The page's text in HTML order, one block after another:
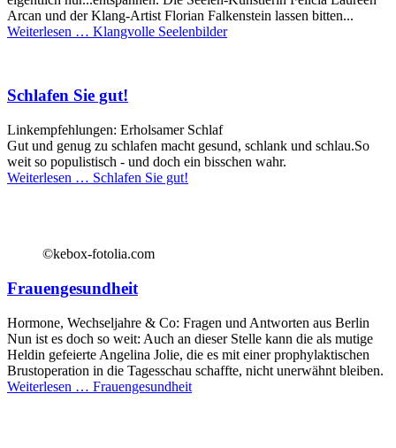
Arcan und der Klang-Artist Florian Falkenstein lassen bitten...
Weiterlesen … Klangvolle Seelenbilder
Schlafen Sie gut!
Linkempfehlungen: Erholsamer Schlaf
Gut und genug zu schlafen macht gesund, schlank und schlau.So
weit so populistisch - und doch ein bisschen wahr.
Weiterlesen … Schlafen Sie gut!
©kebox-fotolia.com
Frauengesundheit
Hormone, Wechseljahre & Co: Fragen und Antworten aus Berlin
Nun ist es doch so weit: Auch an dieser Stelle kann die als mutige
Heldin gefeierte Angelina Jolie, die es mit einer prophylaktischen
Brustoperation in die Tagesschau schaffte, nicht unerwähnt bleiben.
Weiterlesen … Frauengesundheit